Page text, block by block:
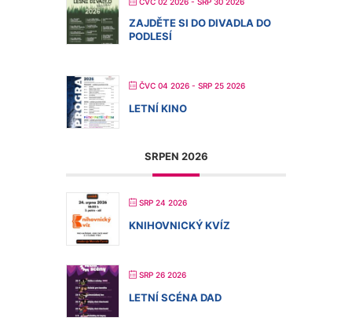
ZAJDĚTE SI DO DIVADLA DO
PODLESÍ
ČVC 04 2026 - SRP 25 2026
LETNÍ KINO
SRPEN 2026
SRP 24 2026
KNIHOVNICKÝ KVÍZ
SRP 26 2026
LETNÍ SCÉNA DAD